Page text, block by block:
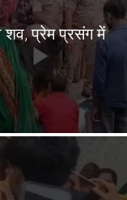
शव, प्रेम प्रसंग में